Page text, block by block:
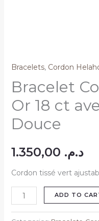
Bracelets, Cordon
Bracelet
Or 18 ct
Douce
د.م.
Cordon tissé vert
ADD TO